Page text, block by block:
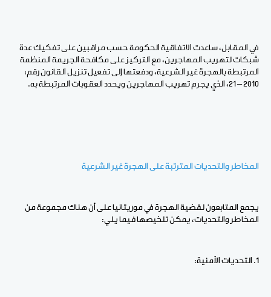
في المقابل، ساعدت الاتفاقية الحكومة حسب مراقبين على تفكيك عدة
شبكات لتهريب المهاجرين، مع التركيز على مكافحة الجريمة المنظمة
المرتبطة بالهجرة غير الشرعية، ودفعتها إلى تفعيل تنزيل القانون رقم:
2010 – 21، الذي يجرم تهريب المهاجرين ويحدد العقوبات المرتبطة به.
المخاطر والتحديات المترتبة على الهجرة غير الشرعية
يجمع المتابعون لقضية الهجرة في موريتانيا على أن هناك مجموعة من
المخاطر والتحديات، يمكن تلخيصها فيما يلي:
1. التحديات الأمنية: